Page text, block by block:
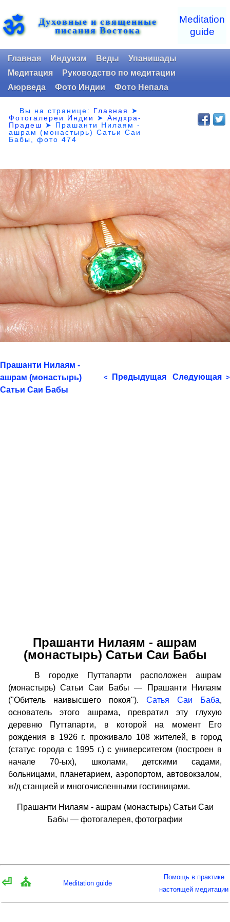
ॐ Духовные и священные
писания Востока
Meditation
guide
Главная Индуизм Веды
Упанишады
Медитация
Руководство по медитации
Аюрведа
Фото Индии Фото Непала
Вы на странице: Главная
➤
Фотогалереи Индии
➤Андхра-
Прадеш ➤ Прашанти Нилаям -
ашрам (монастырь) Сатьи Саи
Бабы, фото 474
Прашанти Нилаям -
ашрам (монастырь)
Сатьи Саи Бабы
< Предыдущая Следующая >
Прашанти Нилаям - ашрам
(монастырь) Сатьи Саи Бабы
В городке Путтапарти расположен ашрам
(монастырь) Сатьи Саи Бабы — Прашанти Нилаям
("Обитель наивысшего покоя"). Сатья Саи Баба,
основатель этого ашрама, превратил эту глухую
деревню Путтапарти, в которой на момент Его
рождения в 1926 г. проживало 108 жителей, в город
(статус города с 1995 г.) с университетом (построен в
начале 70-ых), школами, детскими садами,
больницами, планетарием, аэропортом, автовокзалом,
ж/д станцией и многочисленными гостиницами.
Прашанти Нилаям - ашрам (монастырь) Сатьи Саи
Бабы — фотогалерея, фотографии
⏎ ⛪ Meditation guide
Помощь в практике
настоящей медитации